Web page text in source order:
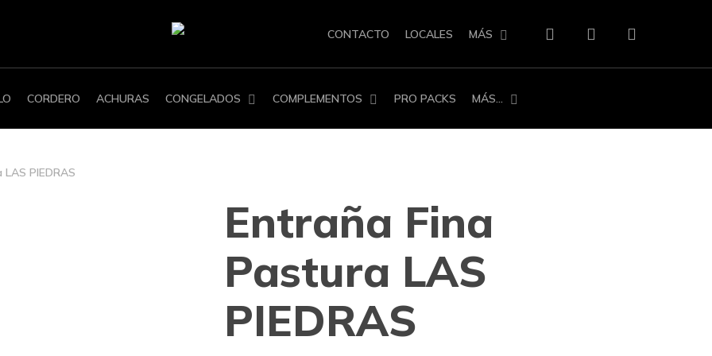
CONTACTO LOCALES MÁS
CORDERO ACHURAS CONGELADOS COMPLEMENTOS PRO PACKS MÁS…
PIEDRAS
Entraña Fina
Pastura LAS
PIEDRAS